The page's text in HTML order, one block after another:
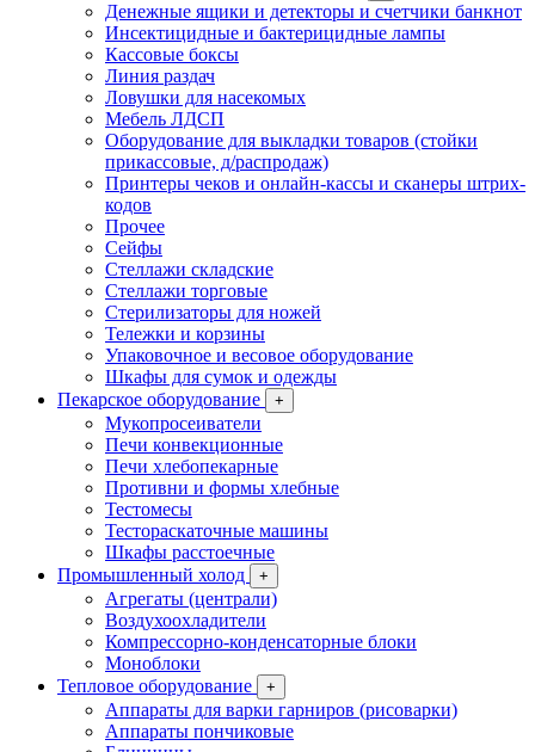
Денежные ящики и детекторы и счетчики банкнот
Инсектицидные и бактерицидные лампы
Кассовые боксы
Линия раздач
Ловушки для насекомых
Мебель ЛДСП
Оборудование для выкладки товаров (стойки
прикассовые, д/распродаж)
Принтеры чеков и онлайн-кассы и сканеры штрих-
кодов
Прочее
Сейфы
Стеллажи складские
Стеллажи торговые
Стерилизаторы для ножей
Тележки и корзины
Упаковочное и весовое оборудование
Шкафы для сумок и одежды
Пекарское оборудование
+
Мукопросеиватели
Печи конвекционные
Печи хлебопекарные
Противни и формы хлебные
Тестомесы
Тестораскаточные машины
Шкафы расстоечные
Промышленный холод
+
Агрегаты (централи)
Воздухоохладители
Компрессорно-конденсаторные блоки
Моноблоки
Тепловое оборудование
+
Аппараты для варки гарниров (рисоварки)
Аппараты пончиковые